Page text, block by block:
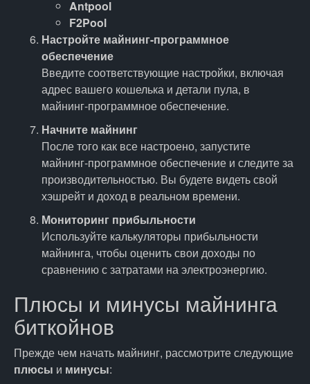
Antpool
F2Pool
Настройте майнинг-программное
обеспечение
Введите соответствующие настройки, включая
адрес вашего кошелька и детали пула, в
майнинг-программное обеспечение.
Начните майнинг
После того как все настроено, запустите
майнинг-программное обеспечение и следите за
производительностью. Вы будете видеть свой
хэшрейт и доход в реальном времени.
Мониторинг прибыльности
Используйте калькуляторы прибыльности
майнинга, чтобы оценить свои доходы по
сравнению с затратами на электроэнергию.
Плюсы и минусы майнинга
биткойнов
Прежде чем начать майнинг, рассмотрите следующие
плюсы и минусы: